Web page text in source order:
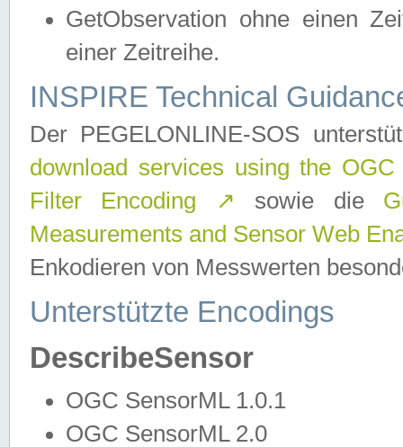
GetObservation ohne einen
einer Zeitreihe.
INSPIRE Technical
Der PEGELONLINE-SOS
download services using the
Filter Encoding
↗ sowie die
Measurements and Sensor Web
Enkodieren von Messwerten
Unterstützte Encodings
DescribeSensor
OGC SensorML 1.0.1
OGC SensorML 2.0